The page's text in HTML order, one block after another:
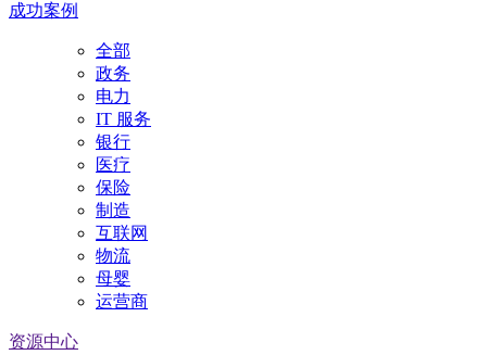
成功案例
全部
政务
电力
IT 服务
银行
医疗
保险
制造
互联网
物流
母婴
运营商
资源中心